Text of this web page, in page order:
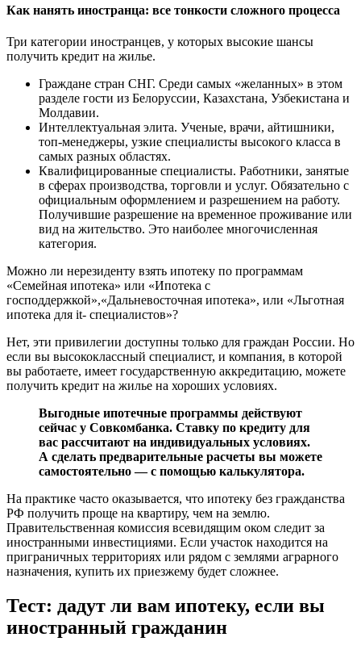
Как нанять иностранца: все тонкости сложного процесса
Три категории иностранцев, у которых высокие шансы
получить кредит на жилье.
Граждане стран СНГ. Среди самых «желанных» в этом
разделе гости из Белоруссии, Казахстана, Узбекистана и
Молдавии.
Интеллектуальная элита. Ученые, врачи, айтишники,
топ-менеджеры, узкие специалисты высокого класса в
самых разных областях.
Квалифицированные специалисты. Работники, занятые
в сферах производства, торговли и услуг. Обязательно с
официальным оформлением и разрешением на работу.
Получившие разрешение на временное проживание или
вид на жительство. Это наиболее многочисленная
категория.
Можно ли нерезиденту взять ипотеку по программам
«Семейная ипотека» или «Ипотека с
господдержкой»,«Дальневосточная ипотека», или «Льготная
ипотека для it- специалистов»?
Нет, эти привилегии доступны только для граждан России. Но
если вы высококлассный специалист, и компания, в которой
вы работаете, имеет государственную аккредитацию, можете
получить кредит на жилье на хороших условиях.
Выгодные ипотечные программы действуют
сейчас у Совкомбанка. Ставку по кредиту для
вас рассчитают на индивидуальных условиях.
А сделать предварительные расчеты вы можете
самостоятельно — с помощью калькулятора.
На практике часто оказывается, что ипотеку без гражданства
РФ получить проще на квартиру, чем на землю.
Правительственная комиссия всевидящим оком следит за
иностранными инвестициями. Если участок находится на
приграничных территориях или рядом с землями аграрного
назначения, купить их приезжему будет сложнее.
Тест: дадут ли вам ипотеку, если вы
иностранный гражданин